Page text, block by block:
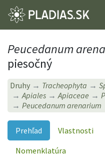
Peucedanum
piesočný
Druhy Tracheophyta
Apiales
Apiaceae
Peucedanum arenarium
Prehľad Vlastnosti
Nomenklatúra